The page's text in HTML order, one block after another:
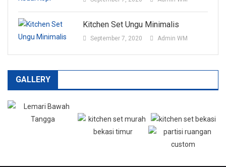
Kitchen Set Ungu Minimalis
September 7, 2020 Admin WM
GALLERY